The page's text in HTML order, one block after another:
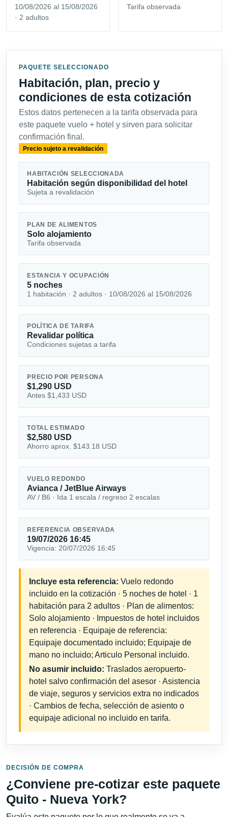
10/08/2026 al 15/08/2026
· 2 adultos
Tarifa observada
PAQUETE SELECCIONADO
Habitación, plan, precio y
condiciones de esta cotización
Estos datos pertenecen a la tarifa observada para
este paquete vuelo + hotel y sirven para solicitar
confirmación final.
Precio sujeto a revalidación
HABITACIÓN SELECCIONADA
Habitación según disponibilidad del hotel
Sujeta a revalidación
PLAN DE ALIMENTOS
Solo alojamiento
Tarifa observada
ESTANCIA Y OCUPACIÓN
5 noches
1 habitación · 2 adultos · 10/08/2026 al 15/08/2026
POLÍTICA DE TARIFA
Revalidar política
Condiciones sujetas a tarifa
PRECIO POR PERSONA
$1,290 USD
Antes $1,433 USD
TOTAL ESTIMADO
$2,580 USD
Ahorro aprox. $143.18 USD
VUELO REDONDO
Avianca / JetBlue Airways
AV / B6 · Ida 1 escala / regreso 2 escalas
REFERENCIA OBSERVADA
19/07/2026 16:45
Vigencia: 20/07/2026 16:45
Incluye esta referencia: Vuelo redondo
incluido en la cotización · 5 noches de hotel · 1
habitación para 2 adultos · Plan de alimentos:
Solo alojamiento · Impuestos de hotel incluidos
en referencia · Equipaje de referencia:
Equipaje documentado incluido; Equipaje de
mano no incluido; Articulo Personal incluido.
No asumir incluido: Traslados aeropuerto-
hotel salvo confirmación del asesor · Asistencia
de viaje, seguros y servicios extra no indicados
· Cambios de fecha, selección de asiento o
equipaje adicional no incluido en tarifa.
DECISIÓN DE COMPRA
¿Conviene pre-cotizar este paquete
Quito - Nueva York?